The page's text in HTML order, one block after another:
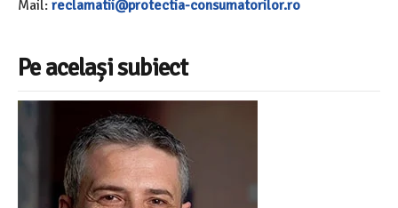
Mail: reclamatii@protectia-consumatorilor.ro
Pe același subiect